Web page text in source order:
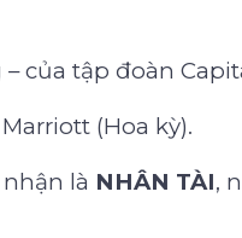
của tập đoàn
(Hoa kỳ).
là NHÂN TÀI,